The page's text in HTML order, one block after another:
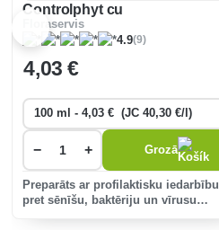
Controlphyt cu
Floraservis
4.9(9)
4,03 €
− + Grozā
Preparāts ar profilaktisku iedarbību
pret sēnīšu, baktēriju un vīrusu